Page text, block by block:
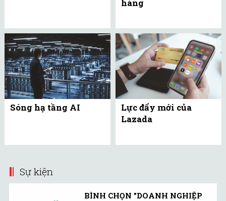
hàng
Sóng hạ tầng AI
Lực đẩy mới của
Lazada
Sự kiện
BÌNH CHỌN "DOANH NGHIỆP